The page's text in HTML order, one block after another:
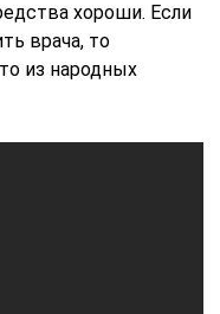
хороши. Если
врача, то
из народных